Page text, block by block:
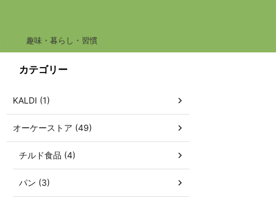
趣味・暮らし・習慣
カテゴリー
KALDI (1)
オーケーストア (49)
チルド食品 (4)
パン (3)